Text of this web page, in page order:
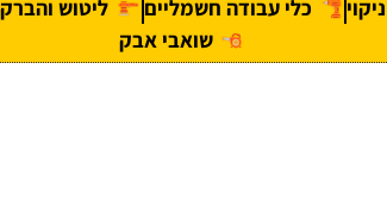
כלי עבודה חשמליים ליטוש
שואבי אבק